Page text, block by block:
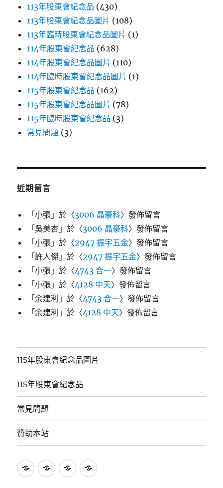
113年股東會紀念品 (430)
113年股東會紀念品圖片 (108)
113年臨時股東會紀念品圖片 (1)
114年股東會紀念品 (628)
114年股東會紀念品圖片 (110)
114年臨時股東會紀念品圖片 (1)
115年股東會紀念品 (162)
115年股東會紀念品圖片 (78)
115年臨時股東會紀念品 (3)
常見問題 (3)
近期留言
「小張 」於〈3006 晶豪科〉發佈留言
「吳美杏 」於〈3006 晶豪科〉發佈留言
「小張 」於〈2947 振宇五金〉發佈留言
「許人傑 」於〈2947 振宇五金〉發佈留言
「小張 」於〈4743 合一〉發佈留言
「小張 」於〈4128 中天〉發佈留言
「余建利 」於〈4743 合一〉發佈留言
「余建利 」於〈4128 中天〉發佈留言
115年股東會紀念品圖片
115年股東會紀念品
常見問題
贊助本站
115
115
常
贊